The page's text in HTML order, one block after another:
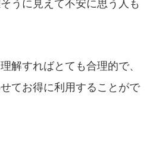
うに見えて不安に思う人も
解すればとても合理的で、
てお得に利用することがで